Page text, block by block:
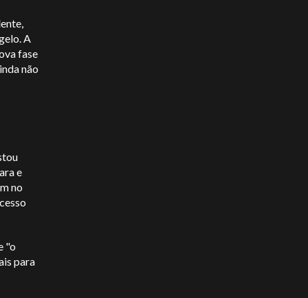
A
fase
não
e
no
"o
para
e o nosso